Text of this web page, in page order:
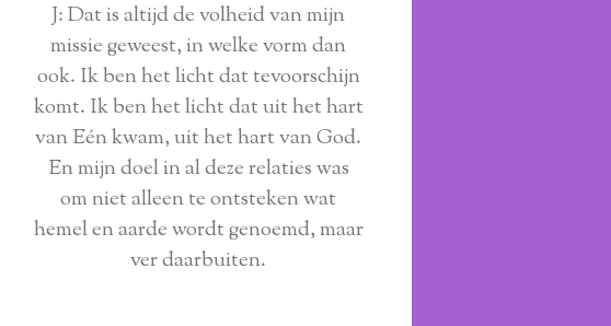
J: Dat is altijd de volheid van mijn
missie geweest, in welke vorm dan
ook. Ik ben het licht dat tevoorschijn
komt. Ik ben het licht dat uit het hart
van Eén kwam, uit het hart van God.
En mijn doel in al deze relaties was
om niet alleen te ontsteken wat
hemel en aarde wordt genoemd, maar
ver daarbuiten.